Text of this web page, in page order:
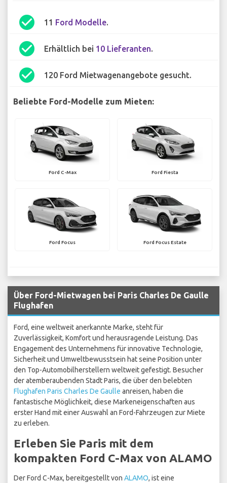
check_circle 11 Ford Modelle.
check_circle Erhältlich bei 10 Lieferanten.
check_circle 120 Ford Mietwagenangebote gesucht.
Beliebte Ford-Modelle zum Mieten:
Ford C-Max Ford Fiesta
Ford Focus Ford Focus Estate
Über Ford-Mietwagen bei Paris Charles De Gaulle
Flughafen
Ford, eine weltweit anerkannte Marke, steht für
Zuverlässigkeit, Komfort und herausragende Leistung. Das
Engagement des Unternehmens für innovative Technologie,
Sicherheit und Umweltbewusstsein hat seine Position unter
den Top-Automobilherstellern weltweit gefestigt. Besucher
der atemberaubenden Stadt Paris, die über den belebten
Flughafen Paris Charles De Gaulle anreisen, haben die
fantastische Möglichkeit, diese Markeneigenschaften aus
erster Hand mit einer Auswahl an Ford-Fahrzeugen zur Miete
zu erleben.
Erleben Sie Paris mit dem
kompakten Ford C-Max von ALAMO
Der Ford C-Max, bereitgestellt von ALAMO, ist eine